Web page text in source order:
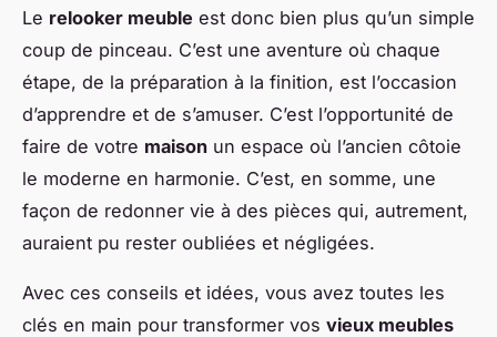
Le relooker meuble est donc bien plus qu’un simple
coup de pinceau. C’est une aventure où chaque
étape, de la préparation à la finition, est l’occasion
d’apprendre et de s’amuser. C’est l’opportunité de
faire de votre maison un espace où l’ancien côtoie
le moderne en harmonie. C’est, en somme, une
façon de redonner vie à des pièces qui, autrement,
auraient pu rester oubliées et négligées.
Avec ces conseils et idées, vous avez toutes les
clés en main pour transformer vos vieux meubles